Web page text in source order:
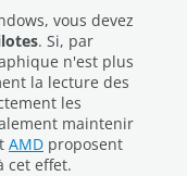
vous devez
. Si, par
n'est plus
la lecture des
les
maintenir
AMD proposent
cet effet.